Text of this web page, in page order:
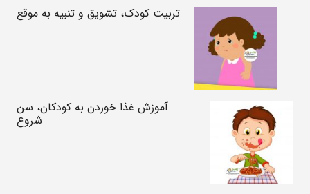
تربیت کودک، تشویق و تنبیه به موقع
آموزش غذا خوردن به کودکان، سن
شروع